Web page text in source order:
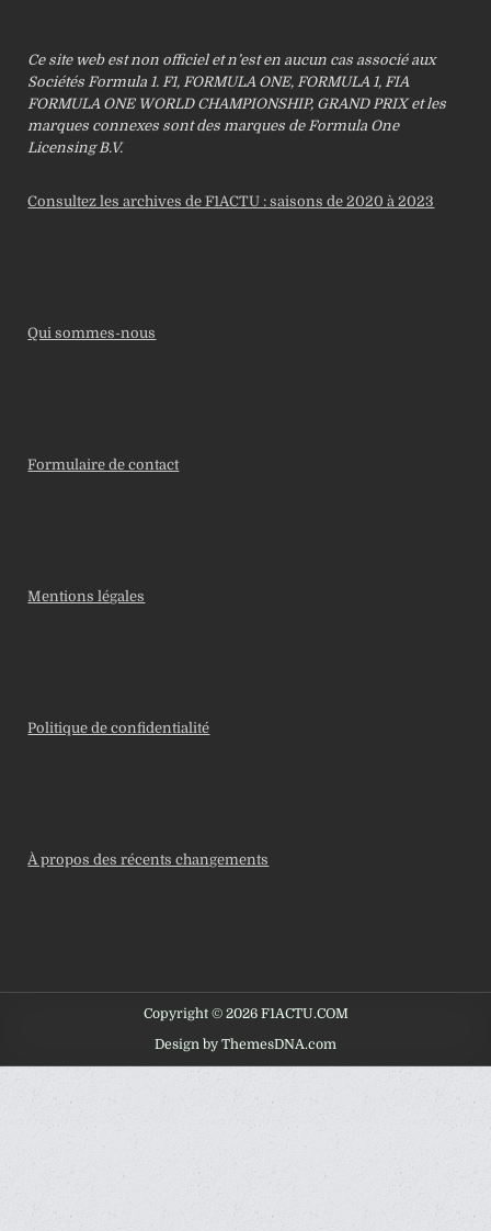
Ce site web est non officiel et n’est en aucun cas associé aux
Sociétés Formula 1. F1, FORMULA ONE, FORMULA 1, FIA
FORMULA ONE WORLD CHAMPIONSHIP, GRAND PRIX et les
marques connexes sont des marques de Formula One
Licensing B.V.
Consultez les archives de F1ACTU : saisons de 2020 à 2023
Qui sommes-nous
Formulaire de contact
Mentions légales
Politique de confidentialité
À propos des récents changements
Copyright © 2026 F1ACTU.COM
Design by ThemesDNA.com